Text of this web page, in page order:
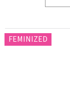
FEMINIZED